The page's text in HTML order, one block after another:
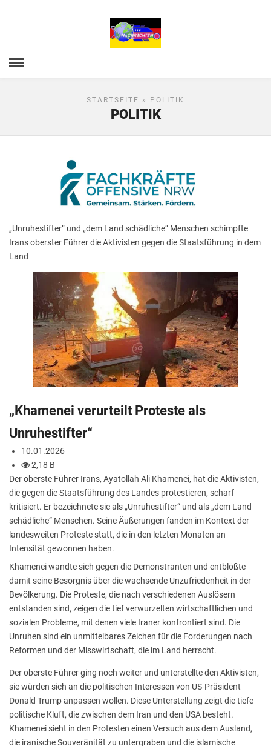
STARTSEITE » POLITIK
POLITIK
„Unruhestifter“ und „dem Land schädliche“ Menschen schimpfte
Irans oberster Führer die Aktivisten gegen die Staatsführung in dem
Land
„Khamenei verurteilt Proteste als
Unruhestifter“
10.01.2026
2,18 B
Der oberste Führer Irans, Ayatollah Ali Khamenei, hat die Aktivisten,
die gegen die Staatsführung des Landes protestieren, scharf
kritisiert. Er bezeichnete sie als „Unruhestifter“ und als „dem Land
schädliche“ Menschen. Seine Äußerungen fanden im Kontext der
landesweiten Proteste statt, die in den letzten Monaten an
Intensität gewonnen haben.
Khamenei wandte sich gegen die Demonstranten und entblößte
damit seine Besorgnis über die wachsende Unzufriedenheit in der
Bevölkerung. Die Proteste, die nach verschiedenen Auslösern
entstanden sind, zeigen die tief verwurzelten wirtschaftlichen und
sozialen Probleme, mit denen viele Iraner konfrontiert sind. Die
Unruhen sind ein unmittelbares Zeichen für die Forderungen nach
Reformen und der Misswirtschaft, die im Land herrscht.
Der oberste Führer ging noch weiter und unterstellte den Aktivisten,
sie würden sich an die politischen Interessen von US-Präsident
Donald Trump anpassen wollen. Diese Unterstellung zeigt die tiefe
politische Kluft, die zwischen dem Iran und den USA besteht.
Khamenei sieht in den Protesten einen Versuch aus dem Ausland,
die iranische Souveränität zu untergraben und die islamische